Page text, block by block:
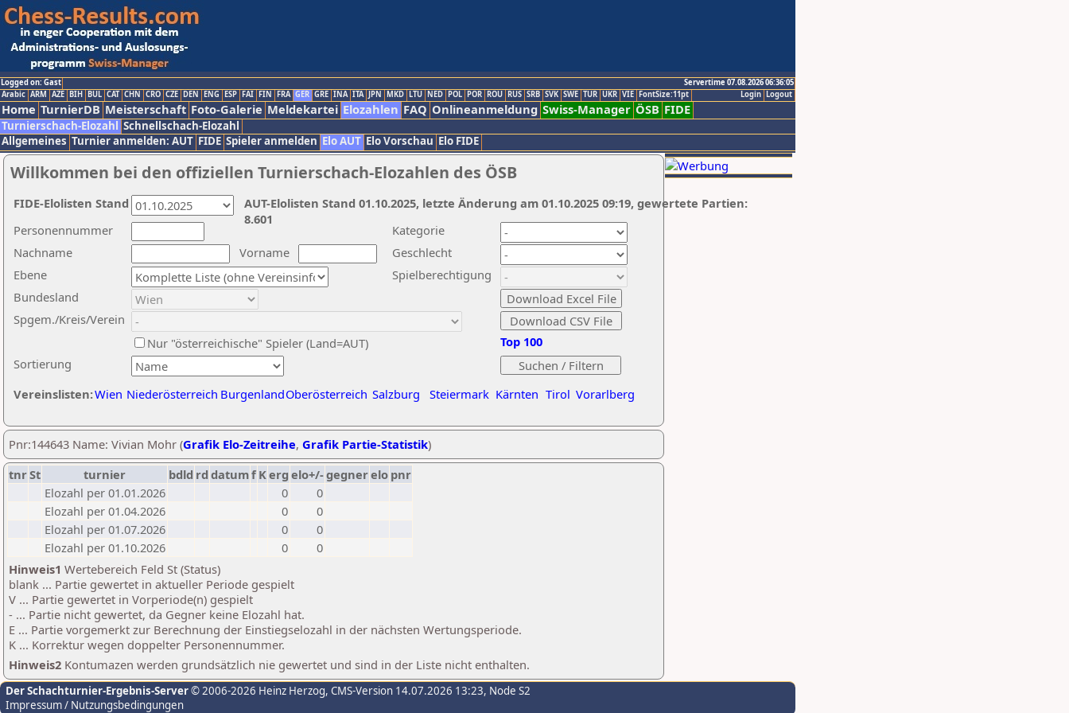
Logged on: Gast
Servertime 07.08.2026 06:36:05
Logout
Login
Arabic ARM AZE BIH BUL CAT CHN CRO CZE DEN ENG ESP FAI FIN FRA GER GRE INA ITA JPN MKD LTU NED POL POR ROU RUS SRB SVK SWE TUR UKR VIE FontSize:11pt
Home TurnierDB Meisterschaft Foto-Galerie Meldekartei Elozahlen FAQ Onlineanmeldung Swiss-Manager ÖSB FIDE
Turnierschach-Elozahl Schnellschach-Elozahl
Allgemeines Turnier anmelden: AUT FIDE Spieler anmelden Elo AUT Elo Vorschau Elo FIDE
Willkommen bei den offiziellen Turnierschach-Elozahlen des ÖSB
Nachname
Vorname
Ebene
Kategorie
Sortierung
Personennummer
Bundesland
Spgem./Kreis/Verein
Geschlecht
Nur "österreichische" Spieler (Land=AUT)
Spielberechtigung
Vereinslisten:Wien Niederösterreich BurgenlandOberösterreich Salzburg Steiermark Kärnten Tirol Vorarlberg
Top 100
AUT-Elolisten Stand 01.10.2025, letzte Änderung am 01.10.2025 09:19, gewertete Partien:
8.601
FIDE-Elolisten Stand
Pnr:144643 Name: Vivian Mohr (Grafik Elo-Zeitreihe, Grafik Partie-Statistik)
tnrSt turnier bdld rd datumf Kerg elo+/-gegnerelo pnr
Elozahl per 01.01.2026
0
0
Elozahl per 01.04.2026
0
0
Elozahl per 01.07.2026
0
0
Elozahl per 01.10.2026
0
0
Hinweis1 Wertebereich Feld St (Status)
blank ... Partie gewertet in aktueller Periode gespielt
V ... Partie gewertet in Vorperiode(n) gespielt
- ... Partie nicht gewertet, da Gegner keine Elozahl hat.
E ... Partie vorgemerkt zur Berechnung der Einstiegselozahl in der nächsten Wertungsperiode.
K ... Korrektur wegen doppelter Personennummer.
Hinweis2 Kontumazen werden grundsätzlich nie gewertet und sind in der Liste nicht enthalten.
Der Schachturnier-Ergebnis-Server© 2006-2026 Heinz Herzog, CMS-Version 14.07.2026 13:23, Node S2
Impressum / Nutzungsbedingungen